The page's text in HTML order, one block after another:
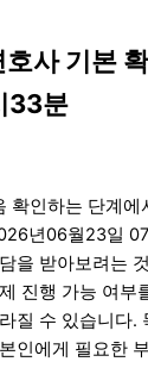
사 기본
33분
확인하는 단계에
년06월23일
을 받아보려는
진행 가능 여부
질 수 있습니다.
인에게 필요한